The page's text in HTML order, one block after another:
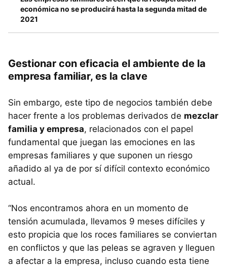
económica no se producirá hasta la segunda mitad de
2021
Gestionar con eficacia el ambiente de la
empresa familiar, es la clave
Sin embargo, este tipo de negocios también debe
hacer frente a los problemas derivados de mezclar
familia y empresa, relacionados con el papel
fundamental que juegan las emociones en las
empresas familiares y que suponen un riesgo
añadido al ya de por sí difícil contexto económico
actual.
“Nos encontramos ahora en un momento de
tensión acumulada, llevamos 9 meses difíciles y
esto propicia que los roces familiares se conviertan
en conflictos y que las peleas se agraven y lleguen
a afectar a la empresa, incluso cuando esta tiene